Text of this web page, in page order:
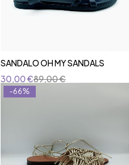
SANDALO OH MY SANDALS
89,00€
30,00€
-66%